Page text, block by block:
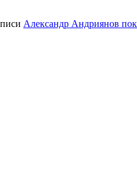
Александр Андриянов